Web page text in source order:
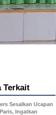
Terkait
Sesalkan Ucapan
Ingatkan